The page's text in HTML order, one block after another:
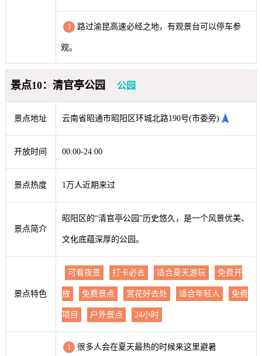
3 路过渝昆高速必经之地，有观景台可以停车参
观。
景点10：清官亭公园 公园
景点地址 云南省昭通市昭阳区环城北路190号(市委旁)
开放时间 00:00-24:00
景点热度 1万人近期来过
景点简介
昭阳区的“清官亭公园”历史悠久，是一个风景优美、
文化底蕴深厚的公园。
景点特色
可看夜景 打卡必去 适合夏天游玩 免费开
放 免费景点 赏花好去处 适合年轻人 免费
项目 户外景点 24小时
1 很多人会在夏天最热的时候来这里避暑